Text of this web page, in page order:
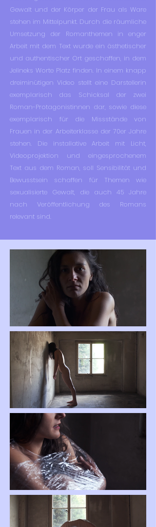
Gewalt und der Körper der Frau als Ware
stehen im Mittelpunkt. Durch die räumliche
Umsetzung der Romanthemen in enger
Arbeit mit dem Text wurde ein ästhetischer
und authentischer Ort geschaffen, in dem
Jelineks Worte Platz finden. In einem knapp
dreiminütigen Video stellt eine Darstellerin
exemplarisch das Schicksal der zwei
Roman-Protagonistinnen dar, sowie diese
exemplarisch für die Missstände von
Frauen in der Arbeiterklasse der 70er Jahre
stehen. Die installative Arbeit mit Licht,
Videoprojektion und eingesprochenem
Text aus dem Roman, soll Sensibilität und
Bewusstsein schaffen für Themen wie
sexualisierte Gewalt, die auch 45 Jahre
nach Veröffentlichung des Romans
relevant sind.